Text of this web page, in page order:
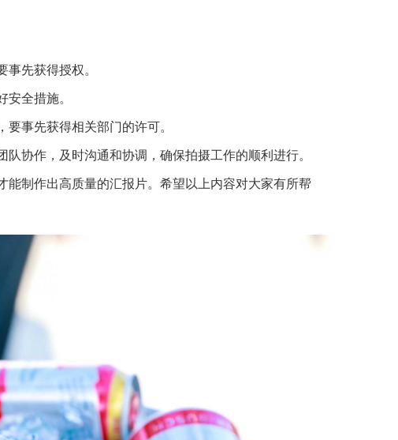
先获得授权。
全措施。
事先获得相关部门的许可。
协作，及时沟通和协调，确保拍摄工作的顺利进行。
制作出高质量的汇报片。希望以上内容对大家有所帮